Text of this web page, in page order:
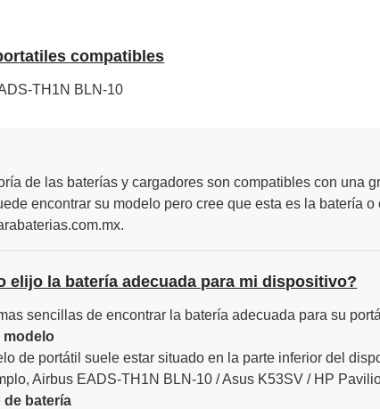
compatibles
TH1N BLN-10
de las baterías y cargadores son compatibles con una
encontrar su modelo pero cree que esta es la batería
elijo la batería adecuada para mi dispositivo?
sencillas de encontrar la batería adecuada para su
modelo
de portátil suele estar situado en la parte inferior del
Airbus EADS-TH1N BLN-10 / Asus K53SV / HP
de batería